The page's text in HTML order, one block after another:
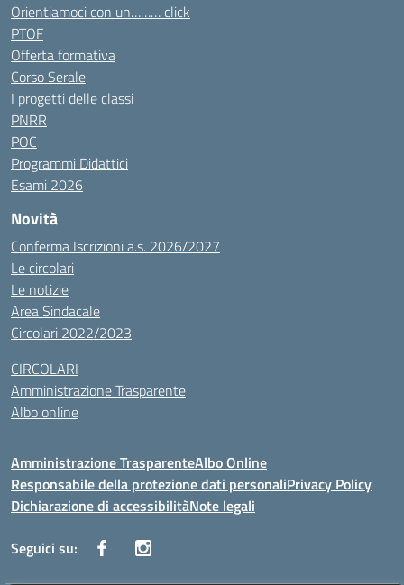
Orientiamoci con un……… click
PTOF
Offerta formativa
Corso Serale
I progetti delle classi
PNRR
POC
Programmi Didattici
Esami 2026
Novità
Conferma Iscrizioni a.s. 2026/2027
Le circolari
Le notizie
Area Sindacale
Circolari 2022/2023
CIRCOLARI
Amministrazione Trasparente
Albo online
Amministrazione TrasparenteAlbo Online
Responsabile della protezione dati personaliPrivacy Policy
Dichiarazione di accessibilitàNote legali
Seguici su: